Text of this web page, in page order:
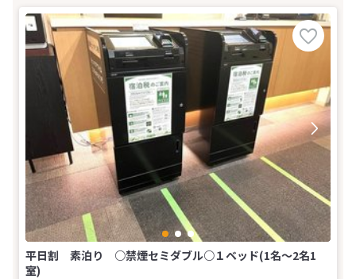
平日割 素泊り ○禁煙セミダブル○１ベッド(1名～2名1
室)